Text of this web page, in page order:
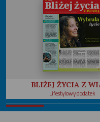
BLIŻEJ ŻYCIA Z
Lifestylowy dodatek